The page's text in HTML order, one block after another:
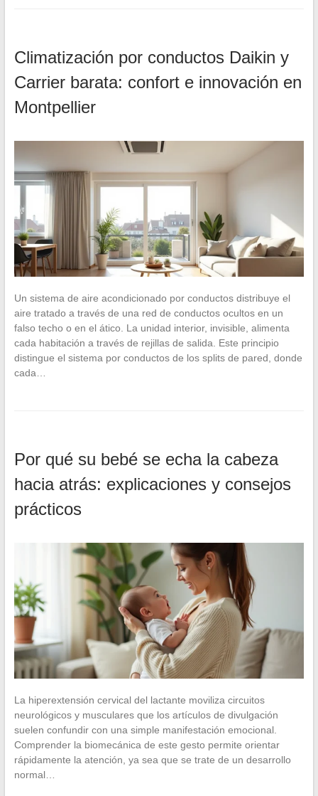
Climatización por conductos Daikin y
Carrier barata: confort e innovación en
Montpellier
Un sistema de aire acondicionado por conductos distribuye el
aire tratado a través de una red de conductos ocultos en un
falso techo o en el ático. La unidad interior, invisible, alimenta
cada habitación a través de rejillas de salida. Este principio
distingue el sistema por conductos de los splits de pared, donde
cada…
Por qué su bebé se echa la cabeza
hacia atrás: explicaciones y consejos
prácticos
La hiperextensión cervical del lactante moviliza circuitos
neurológicos y musculares que los artículos de divulgación
suelen confundir con una simple manifestación emocional.
Comprender la biomecánica de este gesto permite orientar
rápidamente la atención, ya sea que se trate de un desarrollo
normal…